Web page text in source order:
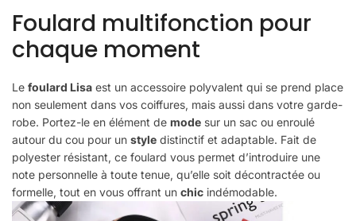
Foulard multifonction pour
chaque moment
Le foulard Lisa est un accessoire polyvalent qui se prend place
non seulement dans vos coiffures, mais aussi dans votre garde-
robe. Portez-le en élément de mode sur un sac ou enroulé
autour du cou pour un style distinctif et adaptable. Fait de
polyester résistant, ce foulard vous permet d’introduire une
note personnelle à toute tenue, qu’elle soit décontractée ou
formelle, tout en vous offrant un chic indémodable.